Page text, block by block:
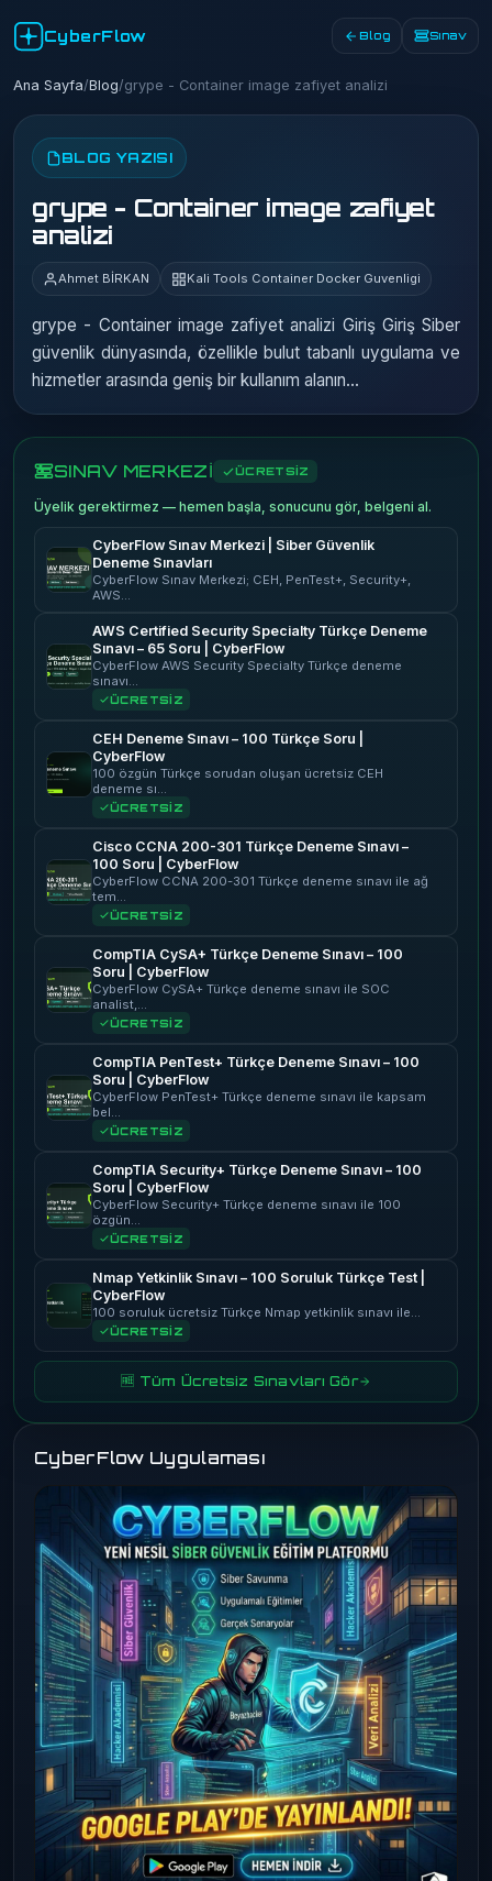
CyberFlow Blog Sınav
Ana Sayfa/Blog/grype - Container image zafiyet analizi
BLOG YAZISI
grype - Container image zafiyet
analizi
Ahmet BİRKAN Kali Tools Container Docker Guvenligi
grype - Container image zafiyet analizi Giriş Giriş Siber
güvenlik dünyasında, özellikle bulut tabanlı uygulama ve
hizmetler arasında geniş bir kullanım alanın…
SINAV MERKEZİ ÜCRETSİZ
Üyelik gerektirmez — hemen başla, sonucunu gör, belgeni al.
CyberFlow Sınav Merkezi | Siber Güvenlik
Deneme Sınavları
CyberFlow Sınav Merkezi; CEH, PenTest+, Security+,
AWS…
AWS Certified Security Specialty Türkçe Deneme
Sınavı – 65 Soru | CyberFlow
CyberFlow AWS Security Specialty Türkçe deneme
sınavı…
ÜCRETSİZ
CEH Deneme Sınavı – 100 Türkçe Soru |
CyberFlow
100 özgün Türkçe sorudan oluşan ücretsiz CEH
deneme sı…
ÜCRETSİZ
Cisco CCNA 200-301 Türkçe Deneme Sınavı –
100 Soru | CyberFlow
CyberFlow CCNA 200-301 Türkçe deneme sınavı ile ağ
tem…
ÜCRETSİZ
CompTIA CySA+ Türkçe Deneme Sınavı – 100
Soru | CyberFlow
CyberFlow CySA+ Türkçe deneme sınavı ile SOC
analist,…
ÜCRETSİZ
CompTIA PenTest+ Türkçe Deneme Sınavı – 100
Soru | CyberFlow
CyberFlow PenTest+ Türkçe deneme sınavı ile kapsam
bel…
ÜCRETSİZ
CompTIA Security+ Türkçe Deneme Sınavı – 100
Soru | CyberFlow
CyberFlow Security+ Türkçe deneme sınavı ile 100
özgün…
ÜCRETSİZ
Nmap Yetkinlik Sınavı – 100 Soruluk Türkçe Test |
CyberFlow
100 soruluk ücretsiz Türkçe Nmap yetkinlik sınavı ile…
ÜCRETSİZ
🆓 Tüm Ücretsiz Sınavları Gör
CyberFlow Uygulaması